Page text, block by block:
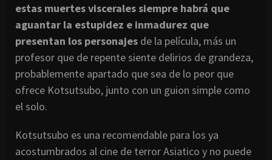
estas muertes viscerales siempre habrá que
aguantar la estupidez e inmadurez que
presentan los personajes de la película, más un
profesor que de repente siente delirios de grandeza,
probablemente apartado que sea de lo peor que
ofrece Kotsutsubo, junto con un guion simple como
el solo.
Kotsutsubo es una recomendable para los ya
acostumbrados al cine de terror Asiatico y no puede